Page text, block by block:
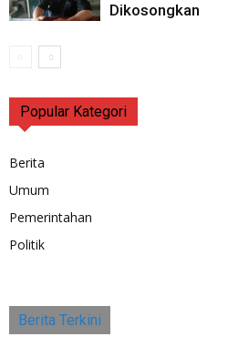
Dikosongkan
Popular Kategori
Berita
Umum
Pemerintahan
Politik
Berita Terkini